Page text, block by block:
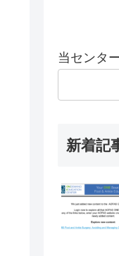
当センタ
新着記